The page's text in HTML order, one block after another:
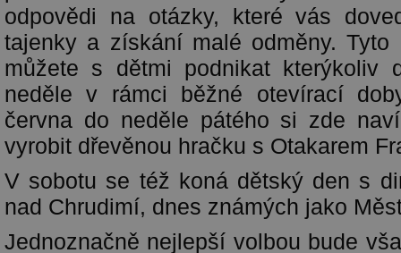
odpovědi na otázky, které vás
tajenky a získání malé odměny. Tyto
můžete s dětmi podnikat kterýkoliv
neděle v rámci běžné otevírací
června do neděle pátého si zde
vyrobit dřevěnou hračku s Otakarem
V sobotu se též koná dětský den s
nad Chrudimí, dnes známých jako
Jednoznačně nejlepší volbou bude